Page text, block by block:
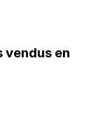
vendus en